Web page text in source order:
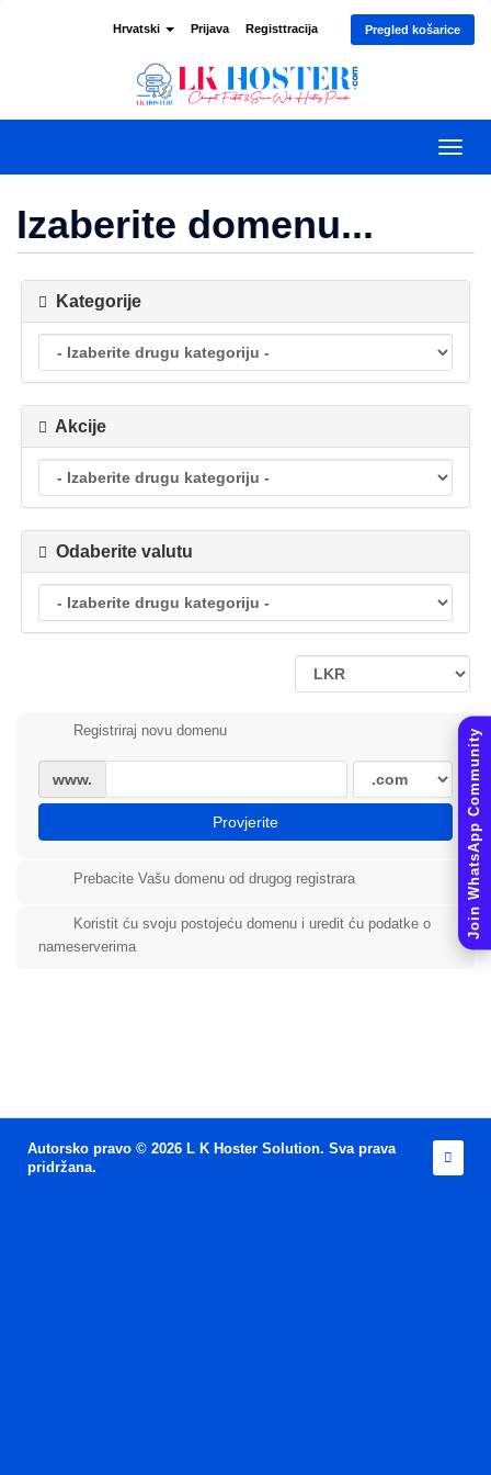
Hrvatski Prijava Registtracija Pregled košarice
Izaberite domenu...
Kategorije
Akcije
Odaberite valutu
Registriraj novu domenu
www.
Provjerite
Prebacite Vašu domenu od drugog registrara
Koristit ću svoju postojeću domenu i uredit ću podatke o
nameserverima
Autorsko pravo © 2026 L K Hoster Solution. Sva prava
pridržana.
Join WhatsApp Community